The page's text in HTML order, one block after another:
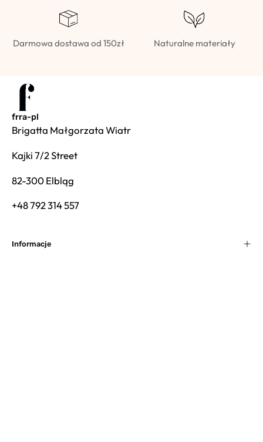
Darmowa dostawa od 150zł Naturalne materiały
frra-pl
Brigatta Małgorzata Wiatr
Kajki 7/2 Street
82-300 Elbląg
+48 792 314 557
Informacje